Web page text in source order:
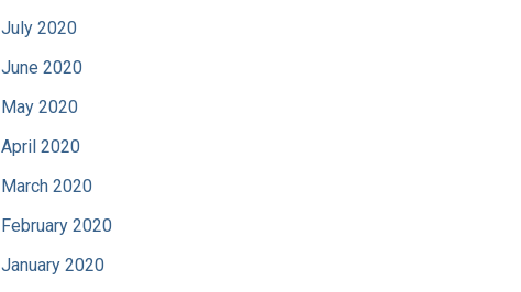
July 2020
June 2020
May 2020
April 2020
March 2020
February 2020
January 2020